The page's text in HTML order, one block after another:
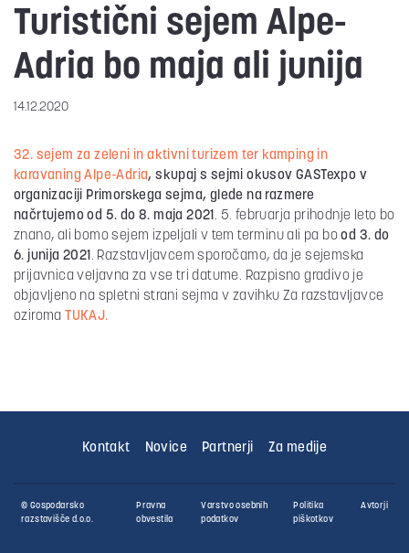
Turistični sejem Alpe-
Adria bo maja ali junija
14.12.2020
32. sejem za zeleni in aktivni turizem ter kamping in
karavaning Alpe-Adria, skupaj s sejmi okusov GASTexpo v
organizaciji Primorskega sejma, glede na razmere
načrtujemo od 5. do 8. maja 2021. 5. februarja prihodnje leto bo
znano, ali bomo sejem izpeljali v tem terminu ali pa bood 3. do
6. junija 2021. Razstavljavcem sporočamo, da je sejemska
prijavnica veljavna za vse tri datume. Razpisno gradivo je
objavljeno na spletni strani sejma v zavihku Za razstavljavce
oziroma TUKAJ.
Kontakt Novice Partnerji Za medije
© Gospodarsko
razstavišče d.o.o.
Pravna
obvestila
Varstvo osebnih
podatkov
Politika
piškotkov
Avtorji